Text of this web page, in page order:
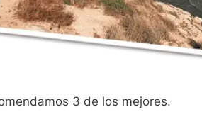
3 de los mejores.